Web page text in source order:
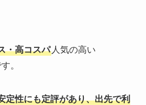
・高コスパ人気の高い
。
定性にも定評があり、出先で利